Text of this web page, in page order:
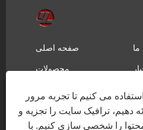
صفحه اصلی
ما
محصولات
تماس با ما
می کنیم تا تجربه مرور
دهیم، ترافیک سایت را تجزیه و
را شخصی سازی کنیم. با